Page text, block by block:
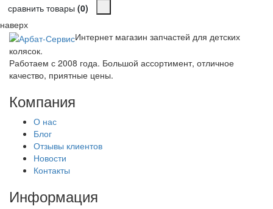
сравнить товары (0)
наверх
Интернет магазин запчастей для детских
колясок.
Работаем с 2008 года. Большой ассортимент, отличное
качество, приятные цены.
Компания
О нас
Блог
Отзывы клиентов
Новости
Контакты
Информация